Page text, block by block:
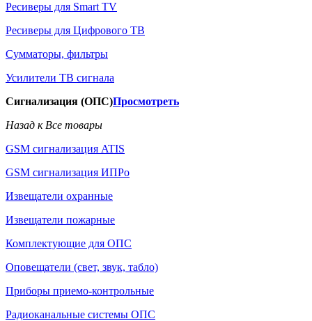
Ресиверы для Smart TV
Ресиверы для Цифрового ТВ
Сумматоры, фильтры
Усилители ТВ сигнала
Сигнализация (ОПС)Просмотреть
Назад к Все товары
GSM сигнализация ATIS
GSM сигнализация ИПРо
Извещатели охранные
Извещатели пожарные
Комплектующие для ОПС
Оповещатели (свет, звук, табло)
Приборы приемо-контрольные
Радиоканальные системы ОПС